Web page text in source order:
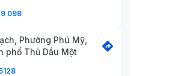
098
Phường Phú Mỹ,
phố Thủ Dầu Một